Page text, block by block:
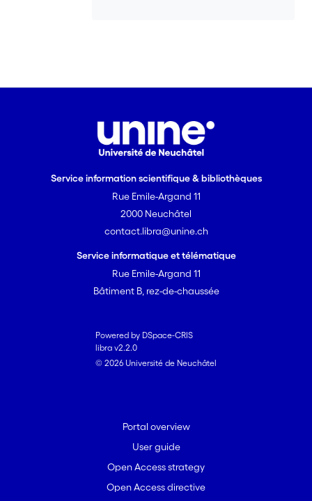
Service information scientifique & bibliothèques
Rue Emile-Argand 11
2000 Neuchâtel
contact.libra@unine.ch
Service informatique et télématique
Rue Emile-Argand 11
Bâtiment B, rez-de-chaussée
Powered by DSpace-CRIS
libra v2.2.0
© 2026 Université de Neuchâtel
Portal overview
User guide
Open Access strategy
Open Access directive